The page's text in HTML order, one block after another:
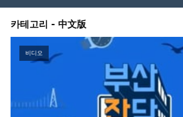
카테고리 - 中文版
비디오